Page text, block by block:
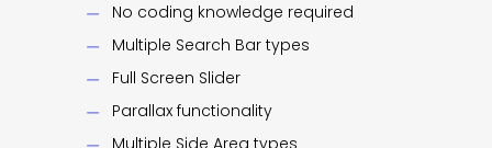
No coding knowledge required
Multiple Search Bar types
Full Screen Slider
Parallax functionality
Multiple Side Area types